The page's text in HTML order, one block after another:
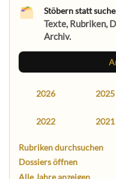
Stöbern statt
Texte, Rubriken,
Archiv.
2026 2025
2022 2021
Rubriken durchsuchen
Dossiers öffnen
Alle Jahre anzeigen